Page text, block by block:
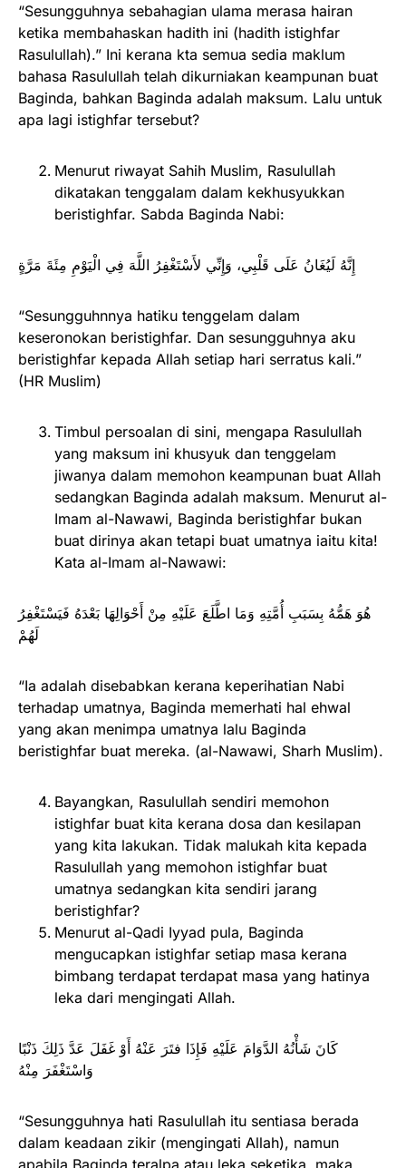
“Sesungguhnya sebahagian ulama merasa hairan
ketika membahaskan hadith ini (hadith istighfar
Rasulullah).” Ini kerana kta semua sedia maklum
bahasa Rasulullah telah dikurniakan keampunan buat
Baginda, bahkan Baginda adalah maksum. Lalu untuk
apa lagi istighfar tersebut?
Menurut riwayat Sahih Muslim, Rasulullah
dikatakan tenggalam dalam kekhusyukkan
beristighfar. Sabda Baginda Nabi:
إِنَّهُ لَيُغَانُ عَلَى قَلْبِي، وَإِنِّي لأَسْتَغْفِرُ اللَّهَ فِي الْيَوْمِ مِئَةَ مَرَّةٍ
“Sesungguhnnya hatiku tenggelam dalam
keseronokan beristighfar. Dan sesungguhnya aku
beristighfar kepada Allah setiap hari serratus kali.”
(HR Muslim)
Timbul persoalan di sini, mengapa Rasulullah
yang maksum ini khusyuk dan tenggelam
jiwanya dalam memohon keampunan buat Allah
sedangkan Baginda adalah maksum. Menurut al-
Imam al-Nawawi, Baginda beristighfar bukan
buat dirinya akan tetapi buat umatnya iaitu kita!
Kata al-Imam al-Nawawi:
هُوَ هَمُّهُ بِسَبَبِ أُمَّتِهِ وَمَا اطَّلَعَ عَلَيْهِ مِنْ أَحْوَالِهَا بَعْدَهُ فَيَسْتَغْفِرُ
لَهُمْ
“Ia adalah disebabkan kerana keperihatian Nabi
terhadap umatnya, Baginda memerhati hal ehwal
yang akan menimpa umatnya lalu Baginda
beristighfar buat mereka. (al-Nawawi, Sharh Muslim).
Bayangkan, Rasulullah sendiri memohon
istighfar buat kita kerana dosa dan kesilapan
yang kita lakukan. Tidak malukah kita kepada
Rasulullah yang memohon istighfar buat
umatnya sedangkan kita sendiri jarang
beristighfar?
Menurut al-Qadi Iyyad pula, Baginda
mengucapkan istighfar setiap masa kerana
bimbang terdapat terdapat masa yang hatinya
leka dari mengingati Allah.
كَانَ شَأْنُهُ الدَّوَامَ عَلَيْهِ فَإِذَا فتَرَ عَنْهُ أَوْ غَفَلَ عَدَّ ذَلِكَ ذَنْبًا
وَاسْتَغْفَرَ مِنْهُ
“Sesungguhnya hati Rasulullah itu sentiasa berada
dalam keadaan zikir (mengingati Allah), namun
apabila Baginda teralpa atau leka seketika, maka